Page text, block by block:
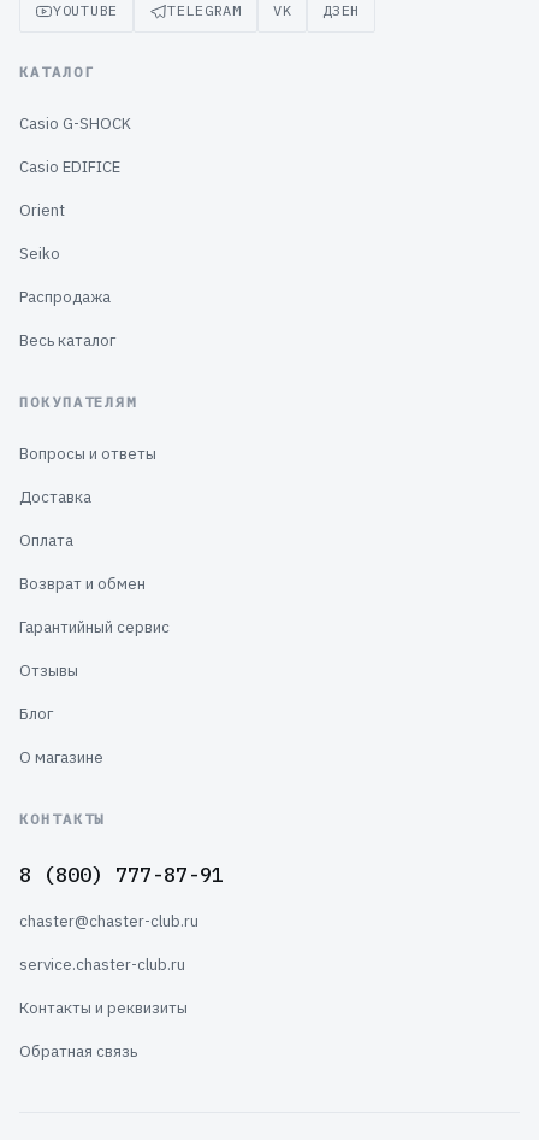
YOUTUBE TELEGRAM VK ДЗЕН
КАТАЛОГ
Casio G-SHOCK
Casio EDIFICE
Orient
Seiko
Распродажа
Весь каталог
ПОКУПАТЕЛЯМ
Вопросы и ответы
Доставка
Оплата
Возврат и обмен
Гарантийный сервис
Отзывы
Блог
О магазине
КОНТАКТЫ
8 (800) 777-87-91
chaster@chaster-club.ru
service.chaster-club.ru
Контакты и реквизиты
Обратная связь